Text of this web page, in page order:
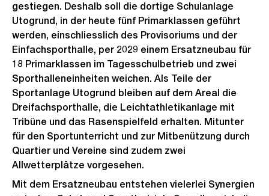
gestiegen. Deshalb soll die dortige Schulanlage
Utogrund, in der heute fünf Primarklassen geführt
werden, einschliesslich des Provisoriums und der
Einfachsporthalle, per 2029 einem Ersatzneubau für
18 Primarklassen im Tagesschulbetrieb und zwei
Sporthalleneinheiten weichen. Als Teile der
Sportanlage Utogrund bleiben auf dem Areal die
Dreifachsporthalle, die Leichtathletikanlage mit
Tribüne und das Rasenspielfeld erhalten. Mitunter
für den Sportunterricht und zur Mitbenützung durch
Quartier und Vereine sind zudem zwei
Allwetterplätze vorgesehen.
Mit dem Ersatzneubau entstehen vielerlei Synergien